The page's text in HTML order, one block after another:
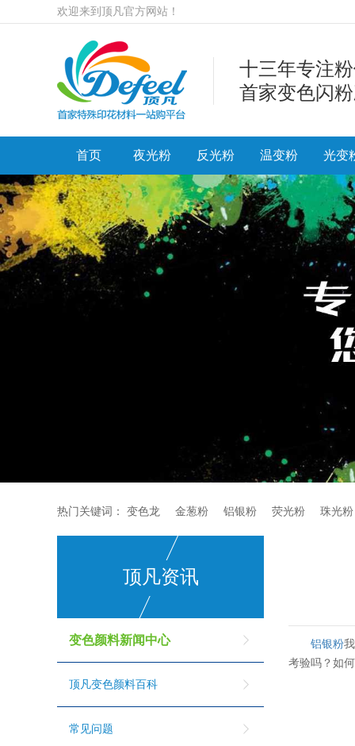
欢迎来到顶凡官方网站！
十三年专注
首家变色闪
首页 夜光粉 反光粉 温变粉 光变
热门关键词： 变色龙 金葱粉 铝银粉 荧光粉 珠光粉
顶凡资讯
变色颜料新闻中心
顶凡变色颜料百科
常见问题
铝银粉
考验吗？如